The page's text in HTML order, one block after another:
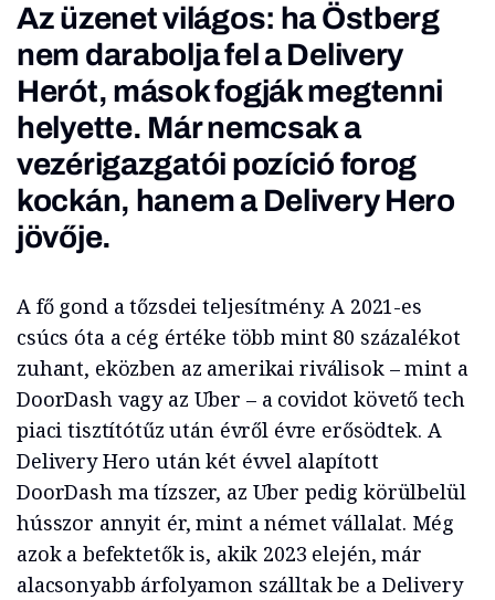
Az üzenet világos: ha Östberg
nem darabolja fel a Delivery
Herót, mások fogják megtenni
helyette. Már nemcsak a
vezérigazgatói pozíció forog
kockán, hanem a Delivery Hero
jövője.
A fő gond a tőzsdei teljesítmény. A 2021-es
csúcs óta a cég értéke több mint 80 százalékot
zuhant, eközben az amerikai riválisok – mint a
DoorDash vagy az Uber – a covidot követő tech
piaci tisztítótűz után évről évre erősödtek. A
Delivery Hero után két évvel alapított
DoorDash ma tízszer, az Uber pedig körülbelül
hússzor annyit ér, mint a német vállalat. Még
azok a befektetők is, akik 2023 elején, már
alacsonyabb árfolyamon szálltak be a Delivery